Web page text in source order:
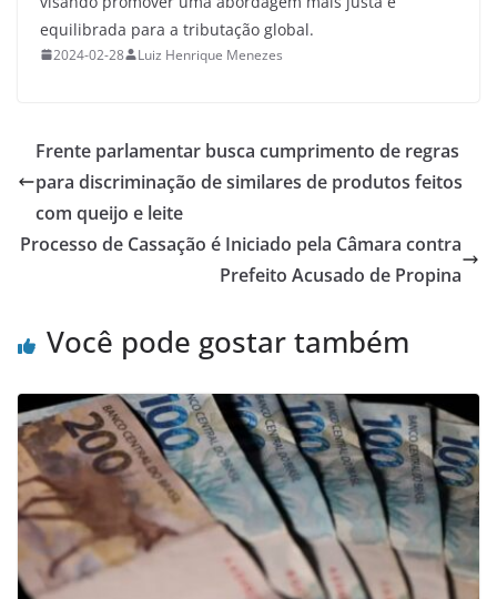
equilibrada para a tributação global.
2024-02-28 Luiz Henrique Menezes
Frente parlamentar busca cumprimento de regras
para discriminação de similares de produtos feitos
com queijo e leite
Processo de Cassação é Iniciado pela Câmara contra
Prefeito Acusado de Propina
Você pode gostar também